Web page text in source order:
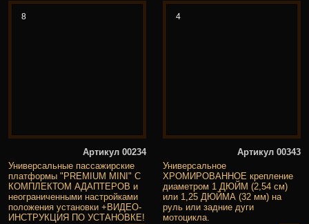
8
Артикул 00234
Универсальные пассажирские
платформы "PREMIUM MINI" С
КОМПЛЕКТОМ АДАПТЕРОВ и
неограниченными настройками
положения установки +ВИДЕО-
ИНСТРУКЦИЯ ПО УСТАНОВКЕ!
4
Артикул 00343
Универсальное
ХРОМИРОВАННОЕ крепление
диаметром 1 ДЮЙМ (2,54 см)
или 1,25 ДЮЙМА (32 мм) на
руль или задние дуги
мотоцикла.